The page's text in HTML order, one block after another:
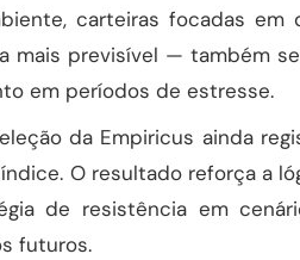
carteiras focadas
mais previsível — também
em períodos de estresse.
da Empiricus ainda
índice. O resultado reforça a
de resistência em
futuros.